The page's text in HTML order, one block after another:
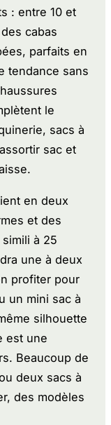
: entre 10 et
cabas
parfaits en
tendance sans
le
sacs à
sac et
en deux
et des
à 25
une à deux
profiter pour
un mini sac à
silhouette
est une
Beaucoup de
deux sacs à
des modèles